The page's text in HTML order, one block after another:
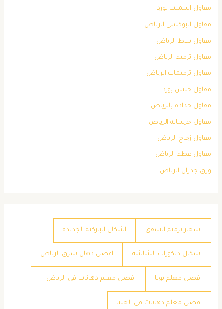
مقاول اسمنت بورد
مقاول ايبوكسي الرياض
مقاول بلاط الرياض
مقاول ترميم الرياض
مقاول ترميمات الرياض
مقاول جبس بورد
مقاول حداده بالرياض
مقاول خرسانه الرياض
مقاول زجاج الرياض
مقاول عظم الرياض
ورق جدران الرياض
اسعار ترميم الشقق اشكال الباركيه الجديدة
اشكال ديكورات الشاشه افضل دهان شرق الرياض
افضل معلم بويا افضل معلم دهانات في الرياض
افضل معلم دهانات في العليا